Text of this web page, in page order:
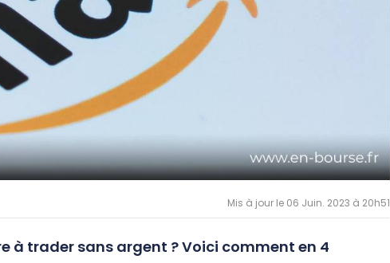
Mis à jour le 06 Juin. 2023 à 20h51
à trader sans argent ? Voici comment en 4